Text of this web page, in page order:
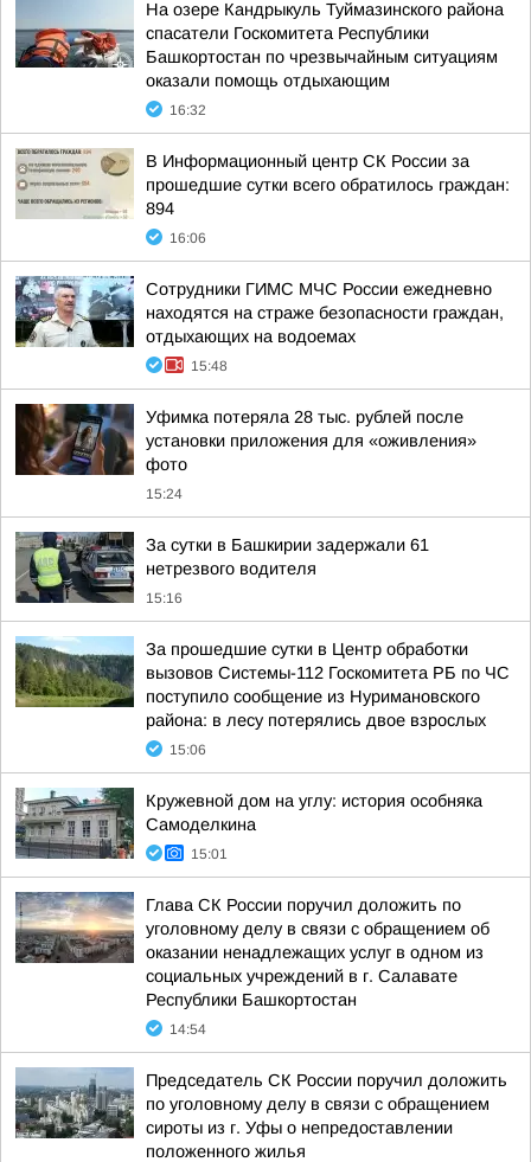
На озере Кандрыкуль Туймазинского района
спасатели Госкомитета Республики
Башкортостан по чрезвычайным ситуациям
оказали помощь отдыхающим
16:32
В Информационный центр СК России за
прошедшие сутки всего обратилось граждан:
894
16:06
Сотрудники ГИМС МЧС России ежедневно
находятся на страже безопасности граждан,
отдыхающих на водоемах
15:48
Уфимка потеряла 28 тыс. рублей после
установки приложения для «оживления»
фото
15:24
За сутки в Башкирии задержали 61
нетрезвого водителя
15:16
За прошедшие сутки в Центр обработки
вызовов Системы-112 Госкомитета РБ по ЧС
поступило сообщение из Нуримановского
района: в лесу потерялись двое взрослых
15:06
Кружевной дом на углу: история особняка
Самоделкина
15:01
Глава СК России поручил доложить по
уголовному делу в связи с обращением об
оказании ненадлежащих услуг в одном из
социальных учреждений в г. Салавате
Республики Башкортостан
14:54
Председатель СК России поручил доложить
по уголовному делу в связи с обращением
сироты из г. Уфы о непредоставлении
положенного жилья